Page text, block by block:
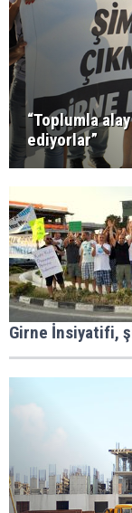
“Toplumla alay
ediyorlar”
Girne İnsiyatifi,